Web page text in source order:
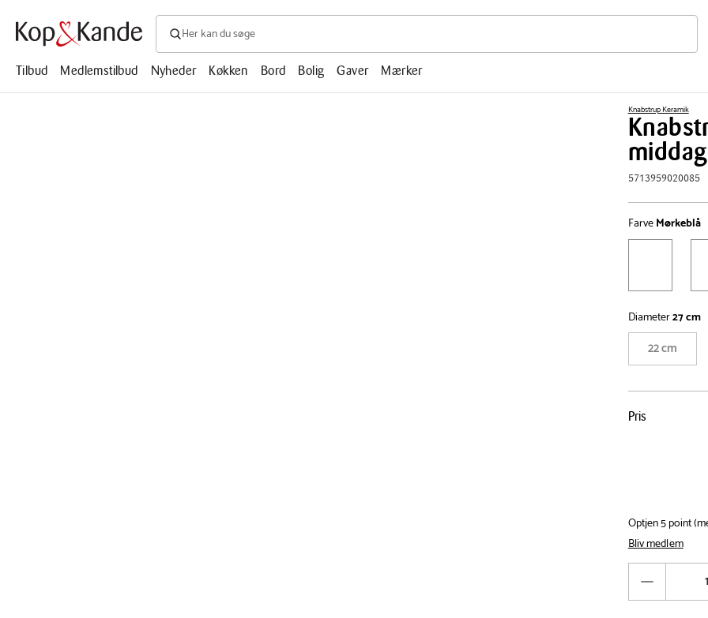
Søg efter produkter, artikler, opskrifter, mm.
Søg
efter
artikler,
Tilbud
Medlemstilbud Nyheder Køkken Bord Bolig Gaver Mærker
Knabstrup Keramik
5713959020085
FarveMørkeblå
Diameter27 cm
22 cm
Pris
Pris
Optjen 5 point
Bliv medlem